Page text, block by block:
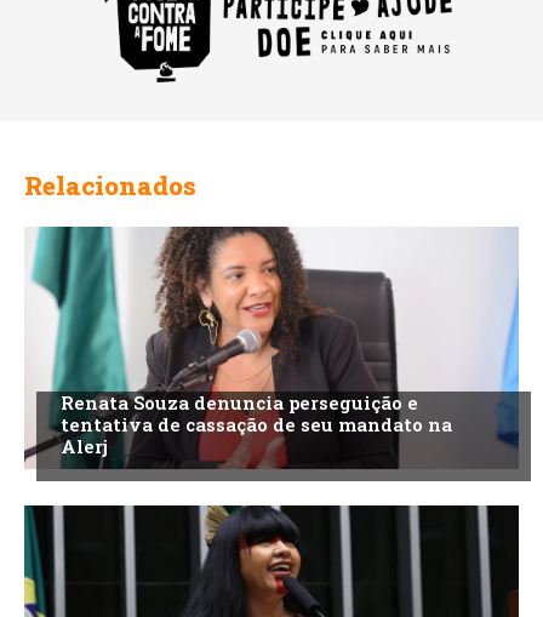
Relacionados
Renata Souza denuncia perseguição e
tentativa de cassação de seu mandato na
Alerj